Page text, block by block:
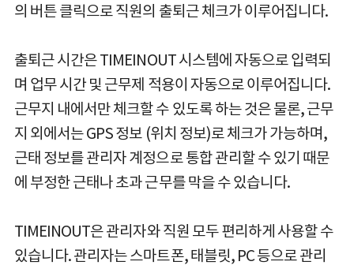
의 버튼 클릭으로 직원의 출퇴근 체크가 이루어집니다.
출퇴근 시간은 TIMEINOUT 시스템에 자동으로 입력되
며 업무 시간 및 근무제 적용이 자동으로 이루어집니다.
근무지 내에서만 체크할 수 있도록 하는 것은 물론, 근무
지 외에서는 GPS 정보 (위치 정보)로 체크가 가능하며,
근태 정보를 관리자 계정으로 통합 관리할 수 있기 때문
에 부정한 근태나 초과 근무를 막을 수 있습니다.
TIMEINOUT은 관리자와 직원 모두 편리하게 사용할 수
있습니다. 관리자는 스마트폰, 태블릿, PC 등으로 관리